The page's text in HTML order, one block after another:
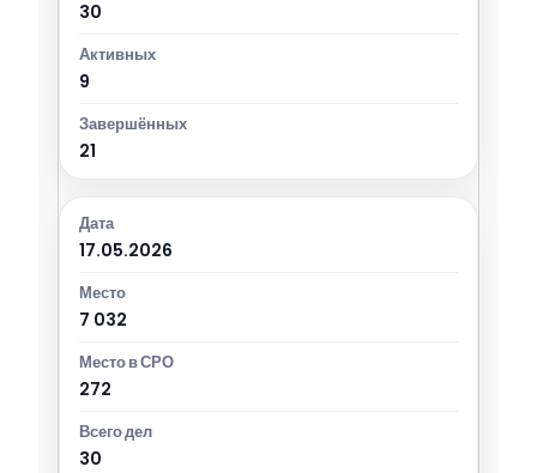
30
9
21
17.05.2026
7 032
272
30